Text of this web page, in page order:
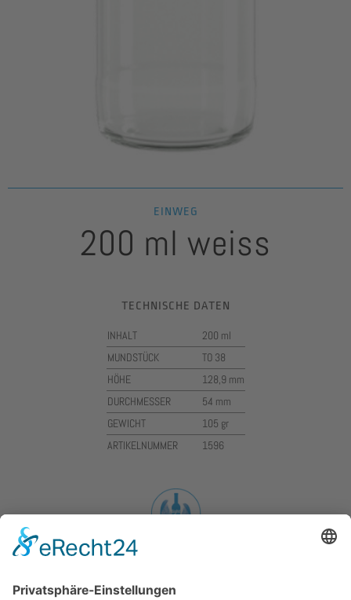
EINWEG
200 ml weiss
TECHNISCHE DATEN
INHALT
200 ml
MUNDSTÜCK
TO 38
HÖHE
128,9 mm
DURCHMESSER
54 mm
GEWICHT
105 gr
ARTIKELNUMMER
1596